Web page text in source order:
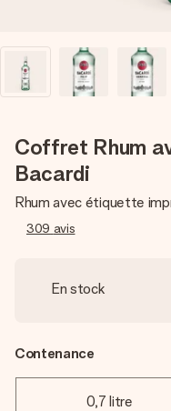
Coffret Rhum
Bacardi
Rhum avec étiquette
309 avis
En stock
Contenance
0,7 litre